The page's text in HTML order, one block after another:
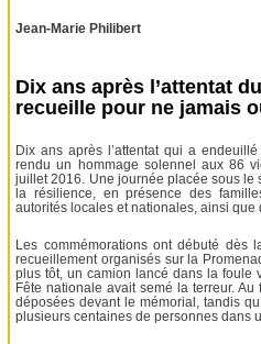
Jean-Marie Philibert
Dix ans après l’attentat
recueille pour ne jamais
Dix ans après l’attentat qui a
rendu un hommage solennel aux 86
juillet 2016. Une journée placée sous le
la résilience, en présence des
autorités locales et nationales, ainsi que
Les commémorations ont débuté dès
recueillement organisés sur la
plus tôt, un camion lancé dans la foule
Fête nationale avait semé la terreur.
déposées devant le mémorial, tandis
plusieurs centaines de personnes dans